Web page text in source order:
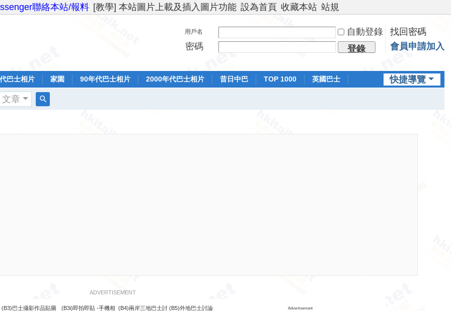
聯絡本站/報料 [教學] 本站圖片上載及插入圖片功能 設為首頁 收藏本站 站規
用戶名 自動登錄
找回密碼
密碼
登錄 會員申請加入
快捷導覽
巴士相片 家園 90年代巴士相片 2000年代巴士相片 昔日中巴 TOP 1000
英國巴士
文章
ADVERTISEMENT
(B3)巴士攝影作品貼圖
(B3i)即拍即貼 -手機相 (B4)兩岸三地巴士討 (B5)外地巴士討論
Advertisement